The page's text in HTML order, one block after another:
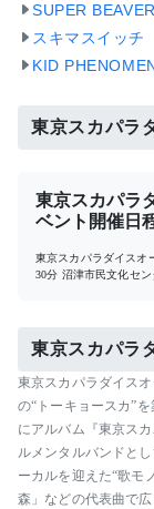
SUPER
スキマスイッチ
KID
東京スカパラ
東京スカパラ
ベント開催日
東京スカパラダイスオ
30分 沼津市民文化セ
東京スカパラ
東京スカパラダイス
の“トーキョースカ”
にアルバム『東京ス
ルメンタルバンドと
ーカルを迎えた“歌モ
森」などの代表曲で